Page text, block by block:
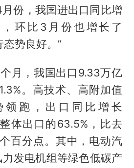
份，我国进出口同比增
环比3月份也增长了
势良好。”
月，我国出口9.33万亿
。高技术、高附加值
领跑，出口同比增长
体出口的63.5%，比去
百分点。其中，电动汽
发电机组等绿色低碳产